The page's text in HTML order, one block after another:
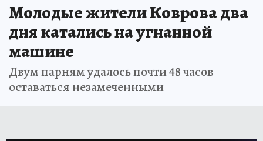
Молодые жители Коврова два
дня катались на угнанной
машине
Двум парням удалось почти 48 часов
оставаться незамеченными